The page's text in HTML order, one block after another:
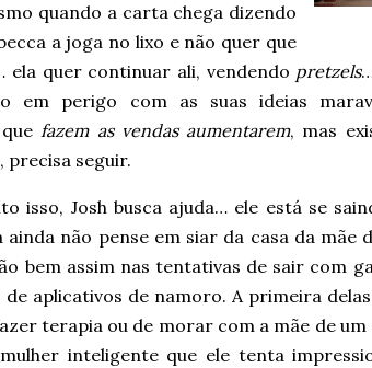
quando a carta chega dizendo
a joga no lixo e não quer que
ela quer continuar ali, vendendo pretzels
em perigo com as suas ideias
fazem as vendas aumentarem, mas
precisa seguir.
isso, Josh busca ajuda… ele está se
ainda não pense em siar da casa da mãe
bem assim nas tentativas de sair com
de aplicativos de namoro. A primeira
terapia ou de morar com a mãe de um
inteligente que ele tenta